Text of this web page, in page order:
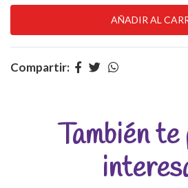
Compartir:
También te